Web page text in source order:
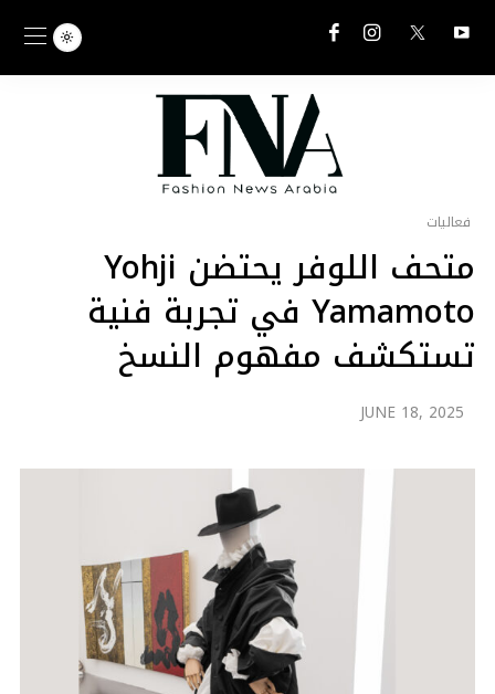
فعاليات
متحف اللوفر يحتضن Yohji
Yamamoto في تجربة فنية
تستكشف مفهوم النسخ
المعاصر
JUNE 18, 2025